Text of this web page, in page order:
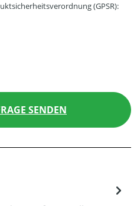
(GPSR):
SENDEN